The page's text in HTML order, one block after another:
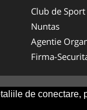
de
Club de Sport
Nuntas
Agentie
Firma-
& Tokaido